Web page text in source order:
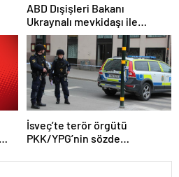
ABD Dışişleri Bakanı
Ukraynalı mevkidaşı ile
görüştü
İsveç’te terör örgütü
PKK/YPG’nin sözde